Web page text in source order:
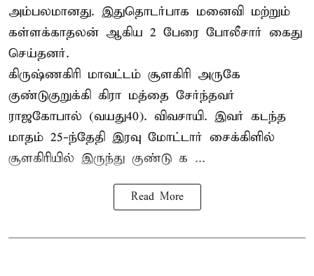
அம்பலமானது. இதுதொடர்பாக மனைவி மற்றும்
கள்ளக்காதலன் ஆகிய 2 பேரை போலீசார் கைது
செய்தனர்.
கிருஷ்ணகிரி மாவட்டம் சூளகிரி அருகே
குண்டுகுறுக்கி கிரா மத்தை சேர்ந்தவர்
ராஜகோபால் (வயது40). விவசாயி. இவர் கடந்த
மாதம் 25-ந்தேதி இரவு மோட்டார் சைக்கிளில்
சூளகிரியில் இருந்து குண்டு க ...
Read More